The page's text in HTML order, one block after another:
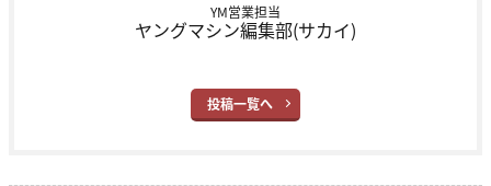
YM営業担当
ヤングマシン編集部(サカイ)
投稿一覧へ